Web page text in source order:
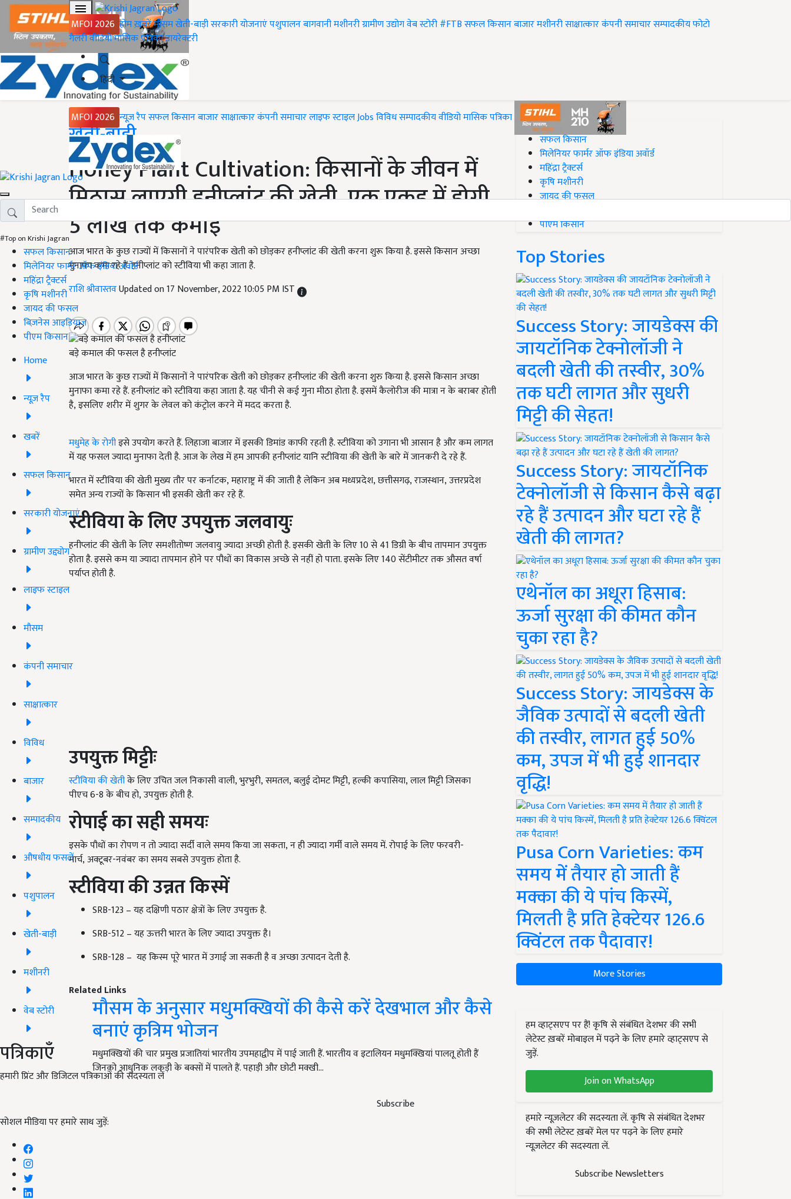
MFOI 2026 होमख़बरेंमौसमखेती-बाड़ीसरकारी योजनाएंपशुपालनबागवानीमशीनरीग्रामीण उद्योगवेब स्टोरी#FTBसफल किसानबाजारमशीनरीसाक्षात्कारकंपनी समाचारसम्पादकीयफोटो
गैलरीवीडियोमासिक पत्रिकाडायरेक्टरी
हिंदी
MFOI 2026 न्यूज़ रैपसफल किसानबाजारसाक्षात्कारकंपनी समाचारलाइफ स्टाइलJobsविविधसम्पादकीयवीडियोमासिक पत्रिका
#Top on Krishi Jagran
सफल किसान
मिलेनियर फार्मर ऑफ इंडिया अवॉर्ड
महिंद्रा ट्रैक्टर्स
कृषि मशीनरी
जायद की फसल
बिज़नेस आइडियाज
पीएम किसान
Home
न्यूज़ रैप
खबरें
सफल किसान
सरकारी योजनाएं
ग्रामीण उद्द्योग
लाइफ स्टाइल
मौसम
कंपनी समाचार
साक्षात्कार
विविध
बाजार
सम्पादकीय
औषधीय फसलें
पशुपालन
खेती-बाड़ी
मशीनरी
वेब स्टोरी
पत्रिकाएँ
हमारी प्रिंट और डिजिटल पत्रिकाओं की सदस्यता लें
Subscribe
सोशल मीडिया पर हमारे साथ जुड़ें:
Home
खेती-बाड़ी
Honey Plant Cultivation: किसानों के जीवन में
मिठास लाएगी हनीप्लांट की खेती, एक एकड़ में होगी
5 लाख तक कमाई
आज भारत के कुछ राज्यों में किसानों ने पारंपरिक खेती को छोड़कर हनीप्लांट की खेती करना शुरू किया है. इससे किसान अच्छा
मुनाफा कमा रहे हैं. हनीप्लांट को स्टीविया भी कहा जाता है.
राशि श्रीवास्तवUpdated on 17 November, 2022 10:05 PM IST
बड़े कमाल की फसल है हनीप्लांट
आज भारत के कुछ राज्यों में किसानों ने पारंपरिक खेती को छोड़कर हनीप्लांट की खेती करना शुरु किया है. इससे किसान अच्छा
मुनाफा कमा रहे हैं. हनीप्लांट को स्टीविया कहा जाता है. यह चीनी से कई गुना मीठा होता है. इसमें कैलोरीज की मात्रा न के बराबर होती
है, इसलिए शरीर में शुगर के लेवल को कंट्रोल करने में मदद करता है.
मधुमेह के रोगीइसे उपयोग करते हैं. लिहाजा बाजार में इसकी डिमांड काफी रहती है. स्टीविया को उगाना भी आसान है और कम लागत
में यह फसल ज्यादा मुनाफा देती है. आज के लेख में हम आपकी हनीप्लांट यानि स्टीविया की खेती के बारे में जानकरी दे रहे हैं.
भारत में स्टीविया की खेती मुख्य तौर पर कर्नाटक, महाराष्ट्र में की जाती है लेकिन अब मध्यप्रदेश, छत्तीसगढ़, राजस्थान, उत्तरप्रदेश
समेत अन्य राज्यों के किसान भी इसकी खेती कर रहे हैं.
स्टीविया के लिए उपयुक्त जलवायुः
हनीप्लांट की खेती के लिए समशीतोष्ण जलवायु ज्यादा अच्छी होती है. इसकी खेती के लिए 10 से 41 डिग्री के बीच तापमान उपयुक्त
होता है. इससे कम या ज्यादा तापमान होने पर पौधों का विकास अच्छे से नहीं हो पाता. इसके लिए 140 सेंटीमीटर तक औसत वर्षा
पर्याप्त होती है.
उपयुक्त मिट्टीः
स्टीविया की खेतीके लिए उचित जल निकासी वाली, भुरभुरी, समतल, बलुई दोमट मिट्टी, हल्की कपासिया, लाल मिट्टी जिसका
पीएच 6-8 के बीच हो, उपयुक्त होती है.
रोपाई का सही समयः
इसके पौधों का रोपण न तो ज्यादा सर्दी वाले समय किया जा सकता, न ही ज्यादा गर्मी वाले समय में. रोपाई के लिए फरवरी-
मार्च, अक्टूबर-नवंबर का समय सबसे उपयुक्त होता है.
स्टीविया की उन्नत किस्में
SRB-123 – यह दक्षिणी पठार क्षेत्रों के लिए उपयुक्त है.
SRB-512 – यह ऊत्तरी भारत के लिए ज्यादा उपयुक्त है।
SRB-128 – यह किस्म पूरे भारत में उगाई जा सकती है व अच्छा उत्पादन देती है.
Related Links
मौसम के अनुसार मधुमक्खियों की कैसे करें देखभाल और कैसे
बनाएं कृत्रिम भोजन
मधुमक्खियों की चार प्रमुख प्रजातियां भारतीय उपमहाद्वीप में पाई जाती हैं. भारतीय व इटालियन मधुमक्खियां पालतू होती हैं
जिनको आधुनिक लकड़ी के बक्सों में पालते हैं. पहाड़ी और छोटी मक्खी…
#Top on Krishi Jagran
सफल किसान
मिलेनियर फार्मर ऑफ इंडिया अवॉर्ड
महिंद्रा ट्रैक्टर्स
कृषि मशीनरी
जायद की फसल
पीएम किसान
Top Stories
Success Story: जायडेक्स की
जायटॉनिक टेक्नोलॉजी ने
बदली खेती की तस्वीर, 30%
तक घटी लागत और सुधरी
मिट्टी की सेहत!
Success Story: जायटॉनिक
टेक्नोलॉजी से किसान कैसे बढ़ा
रहे हैं उत्पादन और घटा रहे हैं
खेती की लागत?
एथेनॉल का अधूरा हिसाब:
ऊर्जा सुरक्षा की कीमत कौन
चुका रहा है?
Success Story: जायडेक्स के
जैविक उत्पादों से बदली खेती
की तस्वीर, लागत हुई 50%
कम, उपज में भी हुई शानदार
वृद्धि!
Pusa Corn Varieties: कम
समय में तैयार हो जाती हैं
मक्का की ये पांच किस्में,
मिलती है प्रति हेक्टेयर 126.6
क्विंटल तक पैदावार!
More Stories
हम व्हाट्सएप पर हैं! कृषि से संबंधित देशभर की सभी
लेटेस्ट ख़बरें मोबाइल में पढ़ने के लिए हमारे व्हाट्सएप से
जुड़ें.
Join on WhatsApp
हमारे न्यूज़लेटर की सदस्यता लें. कृषि से संबंधित देशभर
की सभी लेटेस्ट ख़बरें मेल पर पढ़ने के लिए हमारे
न्यूज़लेटर की सदस्यता लें.
Subscribe Newsletters